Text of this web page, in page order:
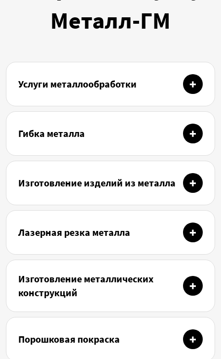
Металл-ГМ
Услуги металлообработки
Гибка металла
Изготовление изделий из металла
Лазерная резка металла
Изготовление металлических
конструкций
Порошковая покраска